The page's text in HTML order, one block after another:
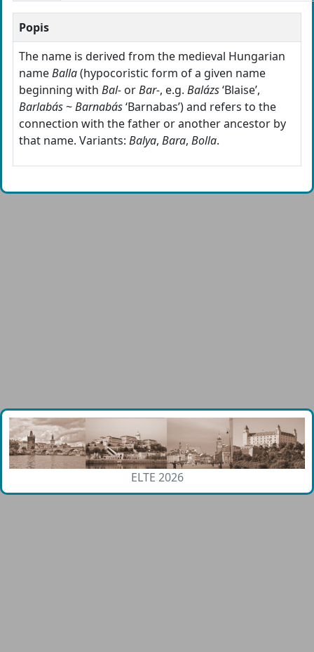
Popis
The name is derived from the medieval Hungarian
nameBalla(hypocoristic form of a given name
beginning with Bal- orBar-, e.g. Balázs‘Blaise’,
Barlabás~Barnabás‘Barnabas’) and refers to the
connection with the father or another ancestor by
that name. Variants: Balya, Bara, Bolla.
ELTE 2026